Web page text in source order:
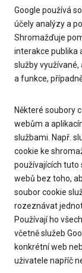
Google používá
účely analýzy a
Shromažďuje
interakce publika
služby
a funkce,
Některé soubory
webům a
službami. Např.
cookie ke
používajících tuto
webů bez toho,
soubor cookie
rozeznávat
Používají ho
včetně služeb
konkrétní web
uživatele napříč